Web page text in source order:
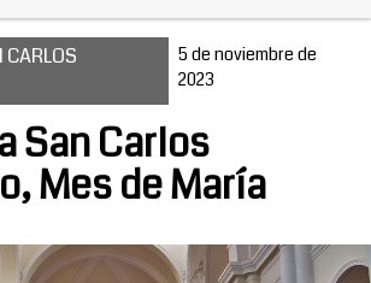
CARLOS
5 de noviembre de
2023
San Carlos
Mes de María